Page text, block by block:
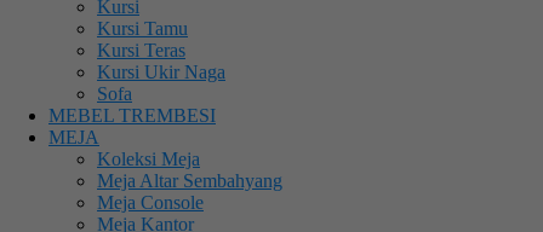
Kursi
Kursi Tamu
Kursi Teras
Kursi Ukir Naga
Sofa
MEBEL TREMBESI
MEJA
Koleksi Meja
Meja Altar Sembahyang
Meja Console
Meja Kantor